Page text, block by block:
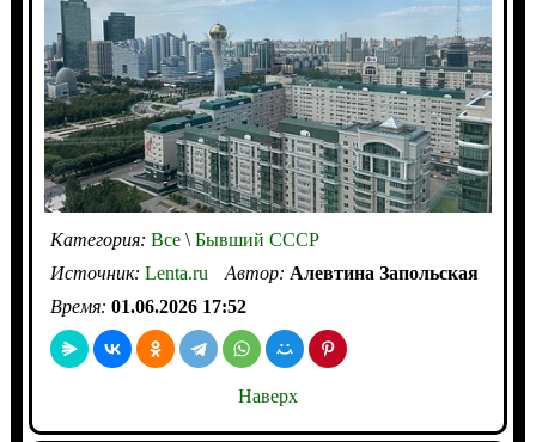
Категория: Все\Бывший СССР
Источник: Lenta.ru Автор: Алевтина Запольская
Время: 01.06.2026 17:52
Наверх